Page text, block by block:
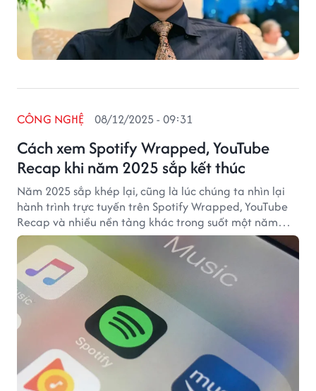
Cách xem Spotify Wrapped, YouTube
Recap khi năm 2025 sắp kết thúc
CÔNG NGHỆ 08/12/2025 - 09:31
Năm 2025 sắp khép lại, cũng là lúc chúng ta nhìn lại
hành trình trực tuyến trên Spotify Wrapped, YouTube
Recap và nhiều nền tảng khác trong suốt một năm
qua.